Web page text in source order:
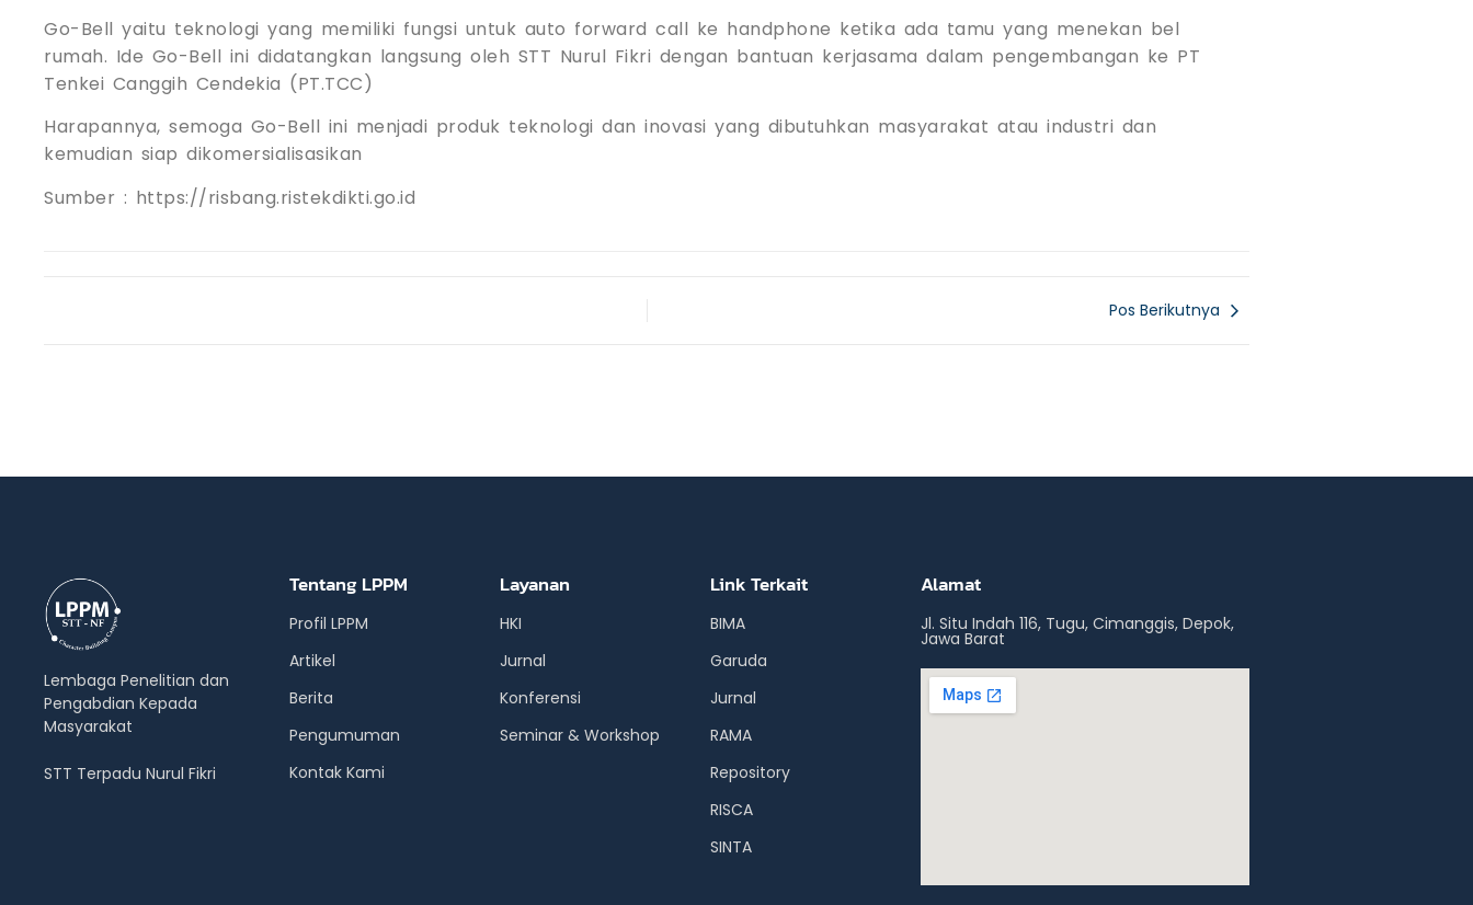
Go-Bell yaitu teknologi yang memiliki fungsi untuk auto forward call ke handphone ketika ada tamu yang menekan bel
rumah. Ide Go-Bell ini didatangkan langsung oleh STT Nurul Fikri dengan bantuan kerjasama dalam pengembangan ke PT
Tenkei Canggih Cendekia (PT.TCC)
Harapannya, semoga Go-Bell ini menjadi produk teknologi dan inovasi yang dibutuhkan masyarakat atau industri dan
kemudian siap dikomersialisasikan
Sumber : https://risbang.ristekdikti.go.id
Pos Berikutnya
Lembaga Penelitian dan
Pengabdian Kepada
Masyarakat
STT Terpadu Nurul Fikri
Tentang LPPM
Profil LPPM
Artikel
Berita
Pengumuman
Kontak Kami
Layanan
HKI
Jurnal
Konferensi
Seminar & Workshop
Link Terkait
BIMA
Garuda
Jurnal
RAMA
Repository
RISCA
SINTA
Alamat
Jl. Situ Indah 116, Tugu, Cimanggis, Depok,
Jawa Barat